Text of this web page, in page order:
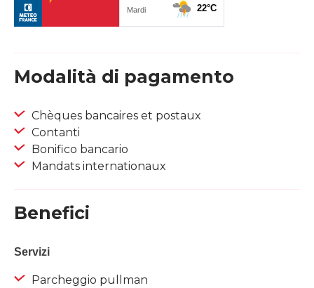
Modalità di pagamento
Chèques bancaires et postaux
Contanti
Bonifico bancario
Mandats internationaux
Benefici
Servizi
Parcheggio pullman